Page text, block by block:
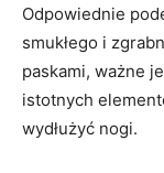
Odpowiednie
smukłego i
paskami, ważne
istotnych
wydłużyć nogi.